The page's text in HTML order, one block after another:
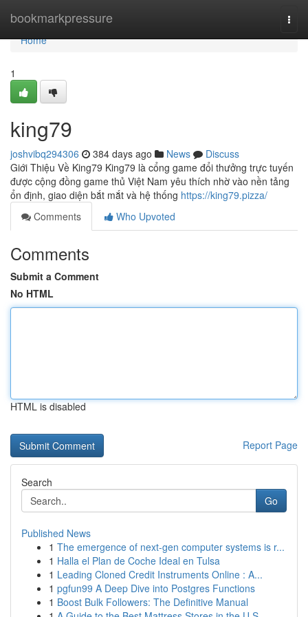
bookmarkpressure
Home
Home
1
king79
joshvibq294306 384 days ago News
Discuss
Giới Thiệu Về King79 King79 là cổng game đổi thưởng trực tuyến
được cộng đồng game thủ Việt Nam yêu thích nhờ vào nền tảng
ổn định, giao diện bắt mắt và hệ thống https://king79.pizza/
Comments
Who Upvoted
Comments
Submit a Comment
No HTML
HTML is disabled
Report Page
Search
Go
Published News
1 The emergence of next-gen computer systems is r...
1 Halla el Plan de Coche Ideal en Tulsa
1 Leading Cloned Credit Instruments Online : A...
1 pgfun99 A Deep Dive into Postgres Functions
1 Boost Bulk Followers: The Definitive Manual